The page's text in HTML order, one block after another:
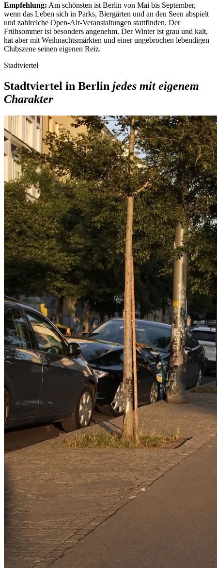
Empfehlung: Am schönsten ist Berlin von Mai bis September,
wenn das Leben sich in Parks, Biergärten und an den Seen abspielt
und zahlreiche Open-Air-Veranstaltungen stattfinden. Der
Frühsommer ist besonders angenehm. Der Winter ist grau und kalt,
hat aber mit Weihnachtsmärkten und einer ungebrochen lebendigen
Clubszene seinen eigenen Reiz.
Stadtviertel
Stadtviertel in Berlin jedes mit eigenem
Charakter